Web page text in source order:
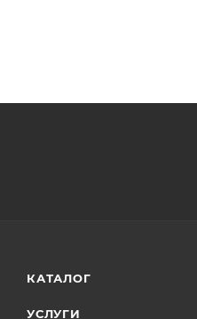
КАТАЛОГ
УСЛУГИ